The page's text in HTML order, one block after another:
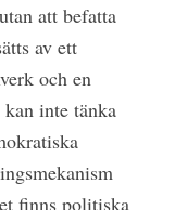
att befatta
av ett
och en
inte tänka
finns politiska